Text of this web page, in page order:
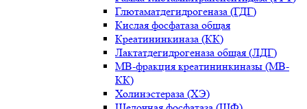
Глютаматдегидрогеназа (ГДГ)
Кислая фосфатаза общая
Креатининкиназа (КК)
Лактатдегидрогеназа общая (ЛДГ)
МВ-фракция креатининкиназы (МВ-
КК)
Холинэстераза (ХЭ)